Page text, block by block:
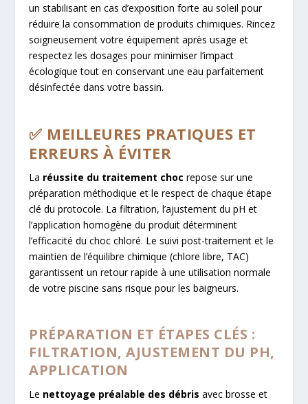
un stabilisant en cas d’exposition forte au soleil pour
réduire la consommation de produits chimiques. Rincez
soigneusement votre équipement après usage et
respectez les dosages pour minimiser l’impact
écologique tout en conservant une eau parfaitement
désinfectée dans votre bassin.
✅ MEILLEURES PRATIQUES ET
ERREURS À ÉVITER
La réussite du traitement choc repose sur une
préparation méthodique et le respect de chaque étape
clé du protocole. La filtration, l’ajustement du pH et
l’application homogène du produit déterminent
l’efficacité du choc chloré. Le suivi post-traitement et le
maintien de l’équilibre chimique (chlore libre, TAC)
garantissent un retour rapide à une utilisation normale
de votre piscine sans risque pour les baigneurs.
PRÉPARATION ET ÉTAPES CLÉS :
FILTRATION, AJUSTEMENT DU PH,
APPLICATION
Le nettoyage préalable des débris avec brosse et